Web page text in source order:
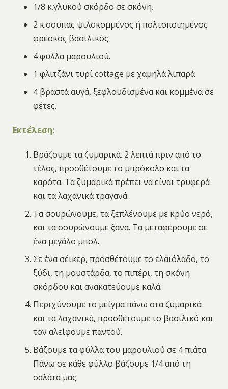
1/8 κ.γλυκού σκόρδο σε σκόνη.
2 κ.σούπας ψιλοκομμένος ή πολτοποιημένος
φρέσκος βασιλικός.
4 φύλλα μαρουλιού.
1 φλιτζάνι τυρί cottage με χαμηλά λιπαρά
4 βραστά αυγά, ξεφλουδισμένα και κομμένα σε
φέτες.
Εκτέλεση:
Βράζουμε τα ζυμαρικά. 2 λεπτά πριν από το
τέλος, προσθέτουμε το μπρόκολο και τα
καρότα. Τα ζυμαρικά πρέπει να είναι τρυφερά
και τα λαχανικά τραγανά.
Τα σουρώνουμε, τα ξεπλένουμε με κρύο νερό,
και τα σουρώνουμε ξανα. Τα μεταφέρουμε σε
ένα μεγάλο μπολ.
Σε ένα σέικερ, προσθέτουμε το ελαιόλαδο, το
ξύδι, τη μουστάρδα, το πιπέρι, τη σκόνη
σκόρδου και ανακατεύουμε καλά.
Περιχύνουμε το μείγμα πάνω στα ζυμαρικά
και τα λαχανικά, προσθέτουμε το βασιλικό και
τον αλείφουμε παντού.
Βάζουμε τα φύλλα του μαρουλιού σε 4 πιάτα.
Πάνω σε κάθε φύλλο βάζουμε 1/4 από τη
σαλάτα μας.